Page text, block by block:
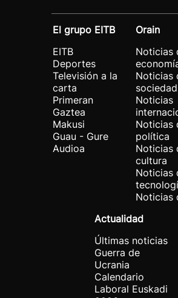
El grupo EITB
EITB
Deportes
Televisión a la
carta
Primeran
Gaztea
Makusi
Guau - Gure
Audioa
Orain
Noticias
Noticias
sociedad
Noticias
Noticias
política
Noticias
cultura
Noticias
Noticias
Actualidad
Últimas noticias
Guerra de
Ucrania
Calendario
Laboral Euskadi